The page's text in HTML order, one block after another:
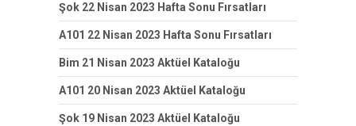
Şok 22 Nisan 2023 Hafta Sonu Fırsatları
A101 22 Nisan 2023 Hafta Sonu Fırsatları
Bim 21 Nisan 2023 Aktüel Kataloğu
A101 20 Nisan 2023 Aktüel Kataloğu
Şok 19 Nisan 2023 Aktüel Kataloğu